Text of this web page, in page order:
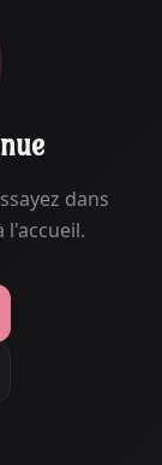
dans
l'accueil.